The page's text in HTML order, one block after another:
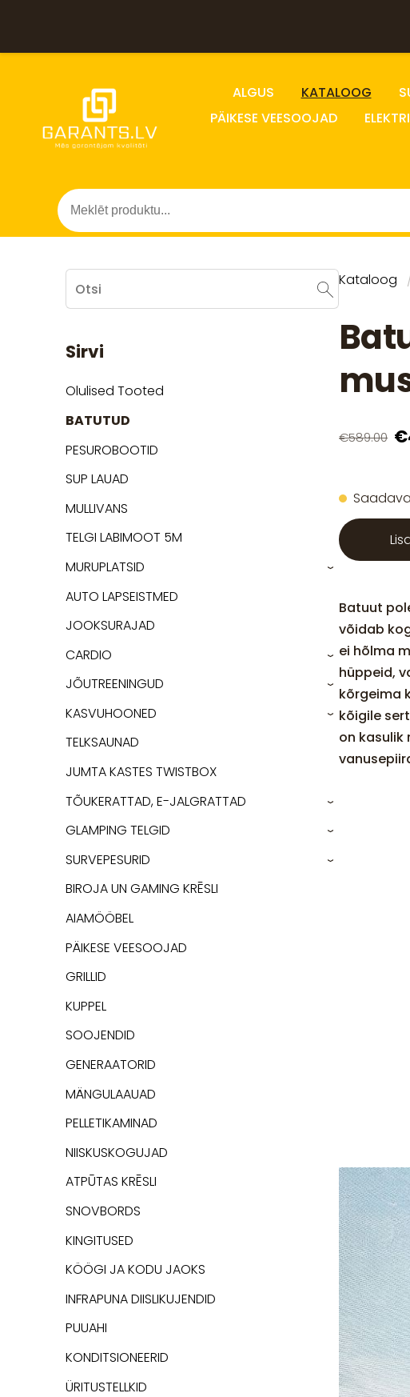
ALGUS KATALOOG
PÄIKESE VEESOOJAD
Sirvi
Olulised Tooted
BATUTUD
PESUROBOOTID
SUP LAUAD
MULLIVANS
TELGI LABIMOOT 5M
MURUPLATSID
›
AUTO LAPSEISTMED
JOOKSURAJAD
CARDIO
›
JÕUTREENINGUD ›
KASVUHOONED ›
TELKSAUNAD
JUMTA KASTES TWISTBOX
TÕUKERATTAD, E-JALGRATTAD
›
GLAMPING TELGID ›
SURVEPESURID ›
BIROJA UN GAMING KRĒSLI
AIAMÖÖBEL
PÄIKESE VEESOOJAD
GRILLID
KUPPEL
SOOJENDID
GENERAATORID
MÄNGULAAUAD
PELLETIKAMINAD
NIISKUSKOGUJAD
ATPŪTAS KRĒSLI
SNOVBORDS
KINGITUSED
KÖÖGI JA KODU JAOKS
INFRAPUNA DIISLIKUJENDID
PUUAHI
KONDITSIONEERID
ÜRITUSTELLKID
Kataloog
€589.00
Batuut
võidab
ei hõlma
hüppeid,
kõrgeima
kõigile
on kasulik